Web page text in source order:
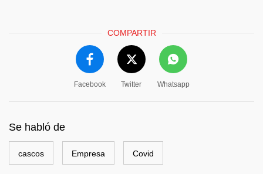
COMPARTIR
Facebook Twitter Whatsapp
Se habló de
cascos Empresa Covid